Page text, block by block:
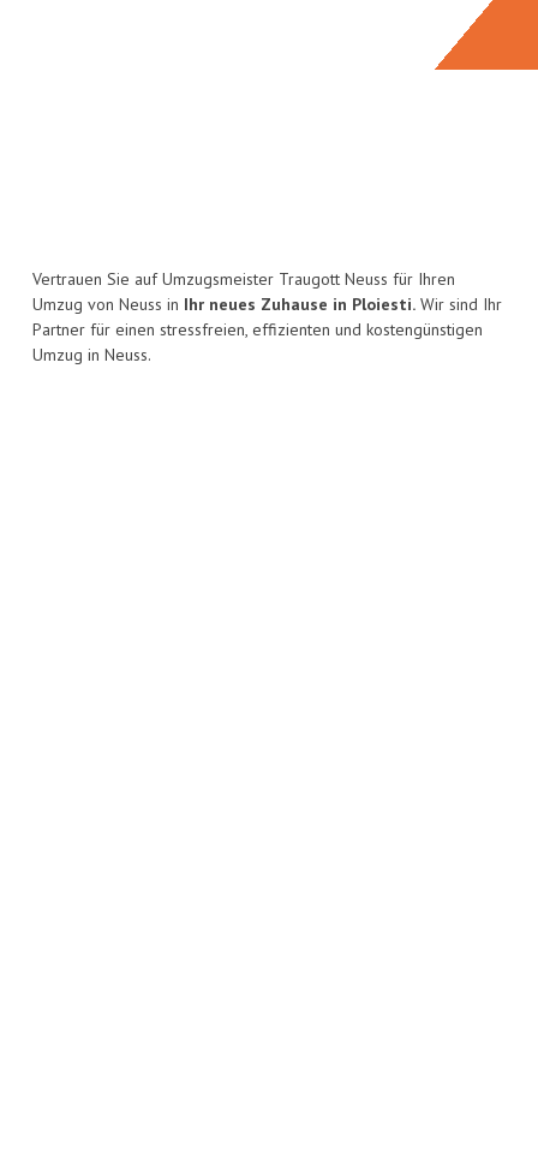
Vertrauen Sie auf Umzugsmeister Traugott Neuss für Ihren
Umzug von Neuss in Ihr neues Zuhause in Ploiesti. Wir sind Ihr
Partner für einen stressfreien, effizienten und kostengünstigen
Umzug in Neuss.